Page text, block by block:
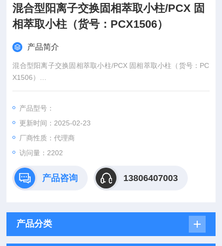
混合型阳离子交换固相萃取小柱/PCX 固
相萃取小柱（货号：PCX1506）
产品简介
混合型阳离子交换固相萃取小柱/PCX 固相萃取小柱（货号：PC
X1506）
产品名称：混合型阳离子交换固相萃取小柱/PCX 固相萃取小柱/
型号规格：150mg/6mL 30支/盒
品牌：Oasis固相萃取柱
产品型号：
更新时间：2025-02-23
厂商性质：代理商
访问量：2202
产品咨询 13806407003
产品分类